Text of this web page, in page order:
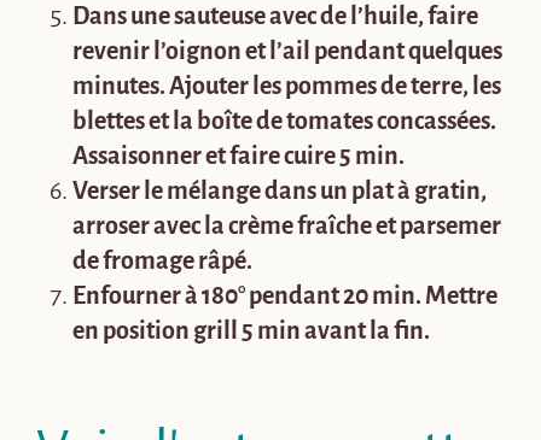
Dans une sauteuse avec de l’huile, faire
revenir l’oignon et l’ail pendant quelques
minutes. Ajouter les pommes de terre, les
blettes et la boîte de tomates concassées.
Assaisonner et faire cuire 5 min.
Verser le mélange dans un plat à gratin,
arroser avec la crème fraîche et parsemer
de fromage râpé.
Enfourner à 180° pendant 20 min. Mettre
en position grill 5 min avant la fin.